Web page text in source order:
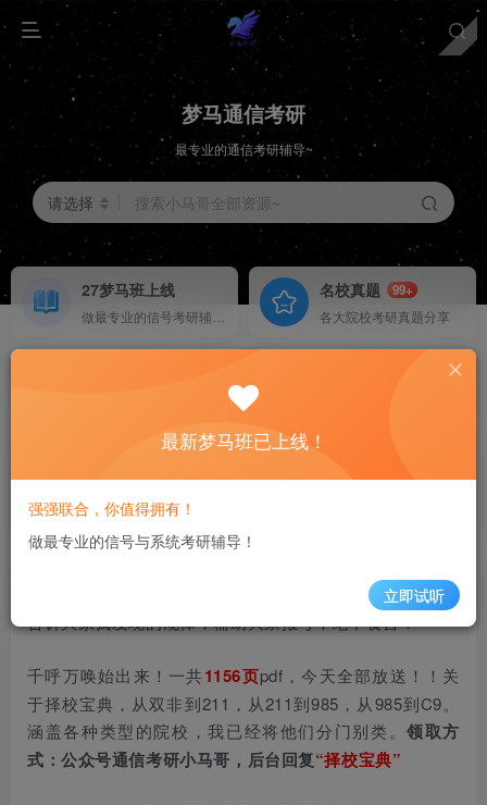
梦马通信考研
最专业的通信考研辅导~
请选择 搜索小马哥全部资源~
27梦马班上线 名校真题
99+
各大院校考研真题分享
择校宝典
哈喽大家好，之前答应大家，在报考之前汇总择校分析。
告诉大家我发现的规律，辅助大家报考，绝不食言！
千呼万唤始出来！一共1156页pdf，今天全部放送！！关
于择校宝典，从双非到211，从211到985，从985到C9。
涵盖各种类型的院校，我已经将他们分门别类。领取方
式：公众号通信考研小马哥， 后台回复“择校宝典”
最新梦马班已上线！
强强联合，你值得拥有！
做最专业的信号与系统考研辅导！
立即试听